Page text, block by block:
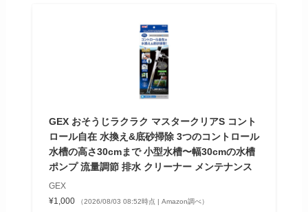
GEX おそうじラクラク マスタークリアS コント
ロール自在 水換え&底砂掃除 3つのコントロール
水槽の高さ30cmまで 小型水槽〜幅30cmの水槽
ポンプ 流量調節 排水 クリーナー メンテナンス
GEX
¥1,000
（2026/08/03 08:52時点 | Amazon調べ）